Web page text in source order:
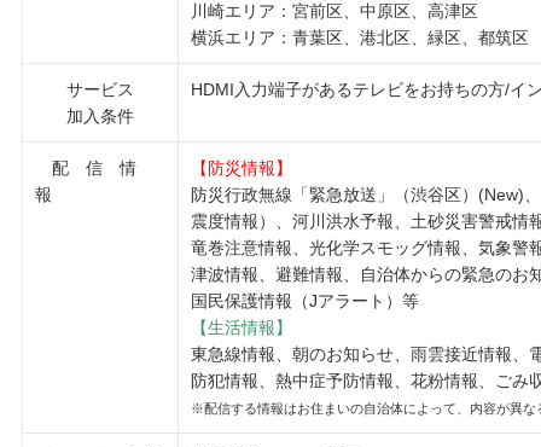
川崎エリア：宮前区、中原区、高津区
横浜エリア：青葉区、港北区、緑区、都筑
サービス
加入条件
HDMI入力端子があるテレビをお持ちの方/
配 信 情
報
【防災情報】
防災行政無線「緊急放送」（渋谷区）(New)
震度情報）、河川洪水予報、土砂災害警戒情
竜巻注意情報、光化学スモッグ情報、気象警
津波情報、避難情報、自治体からの緊急のお
国民保護情報（Jアラート）等
【生活情報】
東急線情報、朝のお知らせ、雨雲接近情報、
防犯情報、熱中症予防情報、花粉情報、ご
※配信する情報はお住まいの自治体によって、内容が異な